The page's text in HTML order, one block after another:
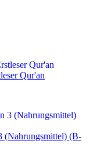
Qur'an
(Nahrungsmittel) (B-